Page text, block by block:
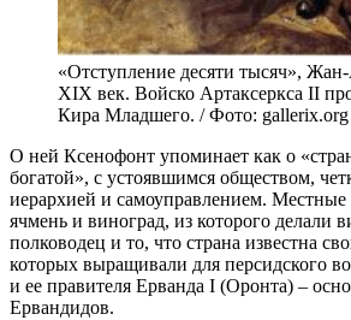
«Отступление десяти тысяч»,
XIX век. Войско Артаксеркса II
Кира Младшего. / Фото: gallerix.org
О ней Ксенофонт упоминает как о
богатой», с устоявшимся обществом,
иерархией и самоуправлением.
ячмень и виноград, из которого делали
полководец и то, что страна известна
которых выращивали для персидского
и ее правителя Ерванда I (Оронта) –
Ервандидов.